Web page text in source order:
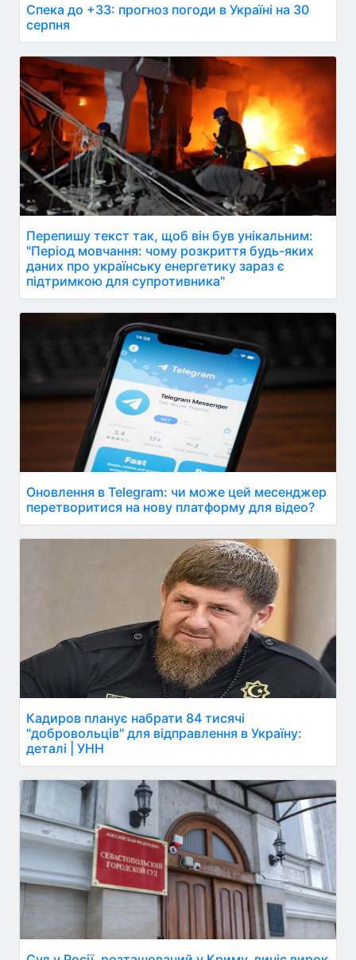
Спека до +33: прогноз погоди в Україні на 30
серпня
Перепишу текст так, щоб він був унікальним:
"Період мовчання: чому розкриття будь-яких
даних про українську енергетику зараз є
підтримкою для супротивника"
Оновлення в Telegram: чи може цей месенджер
перетворитися на нову платформу для відео?
Кадиров планує набрати 84 тисячі
"добровольців" для відправлення в Україну:
деталі | УНН